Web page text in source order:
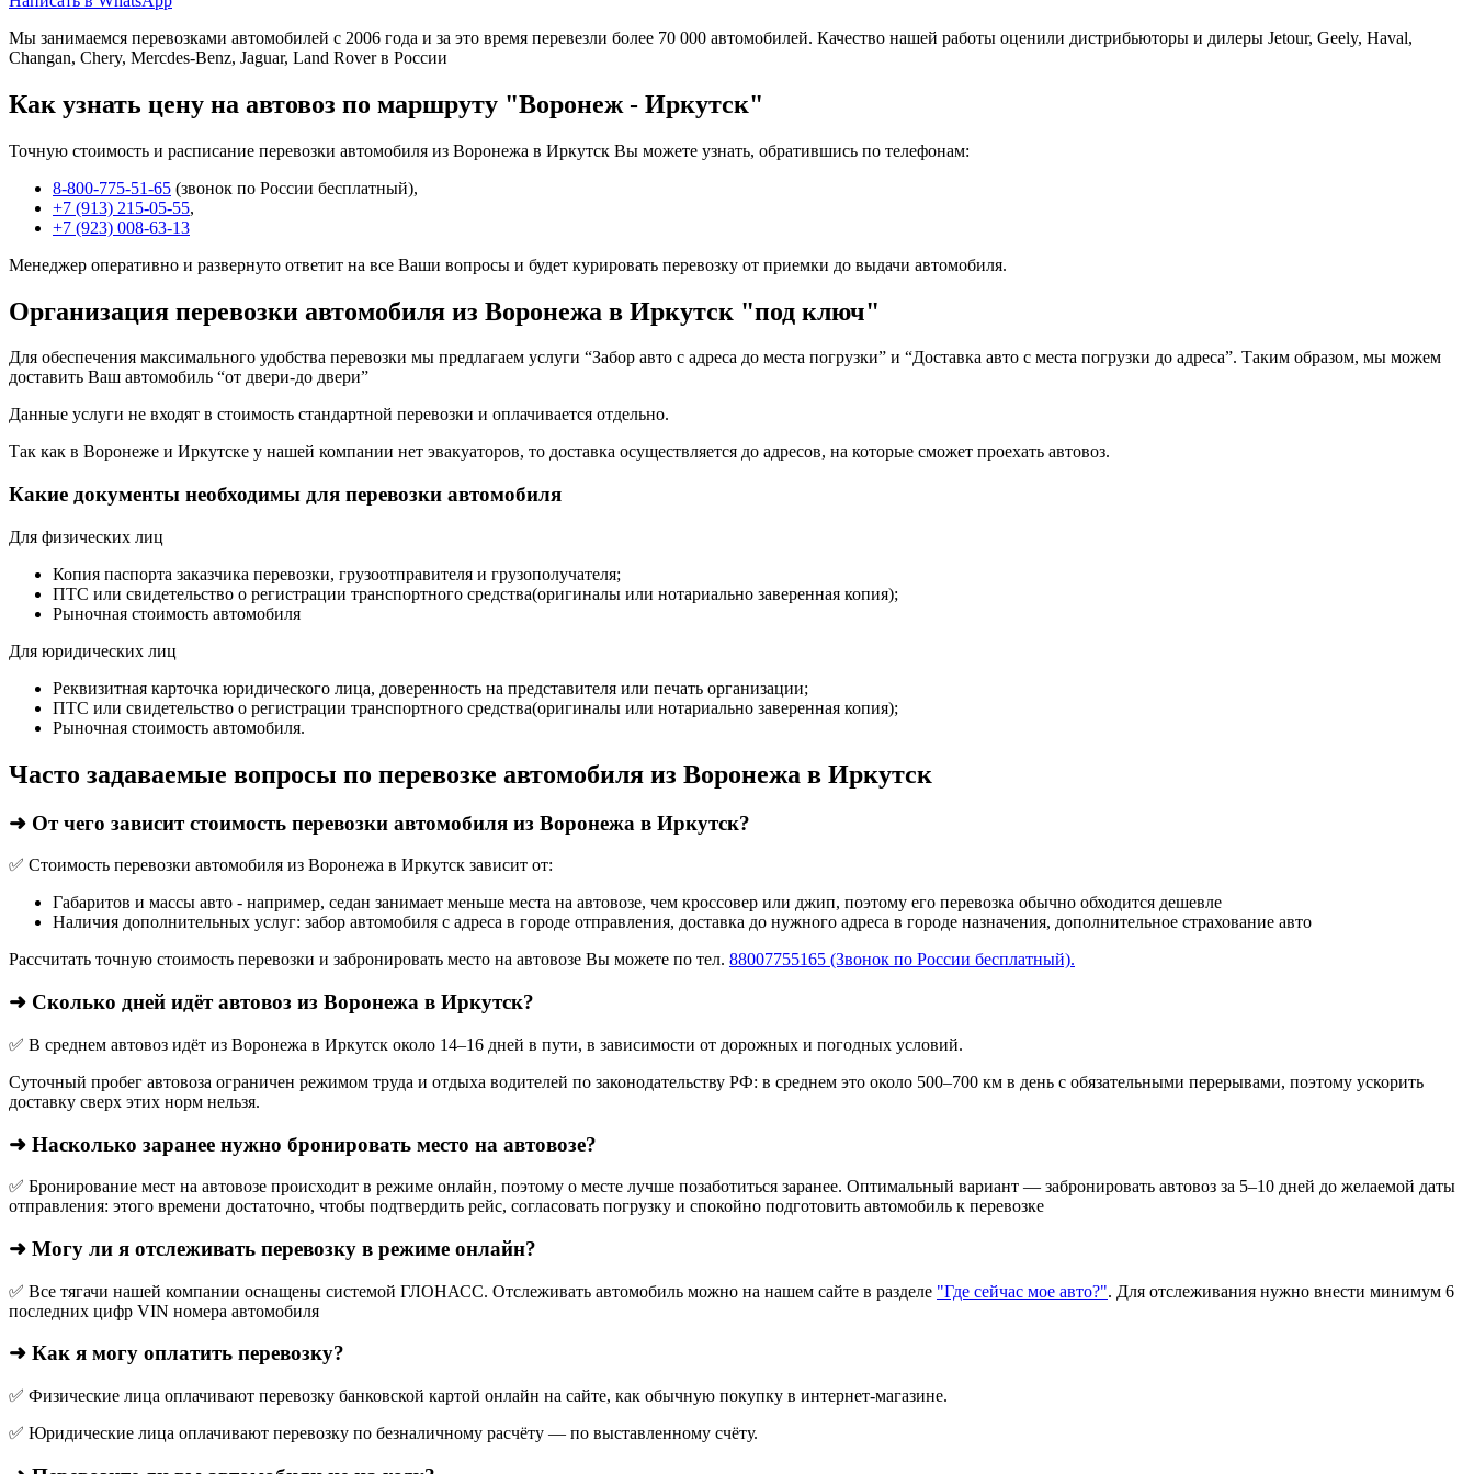
Мы занимаемся перевозками автомобилей с 2006 года и за это время перевезли более 70 000 автомобилей. Качество нашей работы оценили дистрибьюторы и дилеры Jetour, Geely, Haval,
Changan, Chery, Mercdes-Benz, Jaguar, Land Rover в России
Как узнать цену на автовоз по маршруту "Воронеж - Иркутск"
Точную стоимость и расписание перевозки автомобиля из Воронежа в Иркутск Вы можете узнать, обратившись по телефонам:
8-800-775-51-65 (звонок по России бесплатный),
+7 (913) 215-05-55,
+7 (923) 008-63-13
Менеджер оперативно и развернуто ответит на все Ваши вопросы и будет курировать перевозку от приемки до выдачи автомобиля.
Организация перевозки автомобиля из Воронежа в Иркутск "под ключ"
Для обеспечения максимального удобства перевозки мы предлагаем услуги “Забор авто с адреса до места погрузки” и “Доставка авто с места погрузки до адреса”. Таким образом, мы можем
доставить Ваш автомобиль “от двери-до двери”
Данные услуги не входят в стоимость стандартной перевозки и оплачивается отдельно.
Так как в Воронеже и Иркутске у нашей компании нет эвакуаторов, то доставка осуществляется до адресов, на которые сможет проехать автовоз.
Какие документы необходимы для перевозки автомобиля
Для физических лиц
Копия паспорта заказчика перевозки, грузоотправителя и грузополучателя;
ПТС или свидетельство о регистрации транспортного средства(оригиналы или нотариально заверенная копия);
Рыночная стоимость автомобиля
Для юридических лиц
Реквизитная карточка юридического лица, доверенность на представителя или печать организации;
ПТС или свидетельство о регистрации транспортного средства(оригиналы или нотариально заверенная копия);
Рыночная стоимость автомобиля.
Часто задаваемые вопросы по перевозке автомобиля из Воронежа в Иркутск
➜ От чего зависит стоимость перевозки автомобиля из Воронежа в Иркутск?
✅ Стоимость перевозки автомобиля из Воронежа в Иркутск зависит от:
Габаритов и массы авто - например, седан занимает меньше места на автовозе, чем кроссовер или джип, поэтому его перевозка обычно обходится дешевле
Наличия дополнительных услуг: забор автомобиля с адреса в городе отправления, доставка до нужного адреса в городе назначения, дополнительное страхование авто
Рассчитать точную стоимость перевозки и забронировать место на автовозе Вы можете по тел. 88007755165 (Звонок по России бесплатный).
➜ Сколько дней идёт автовоз из Воронежа в Иркутск?
✅ В среднем автовоз идёт из Воронежа в Иркутск около 14–16 дней в пути, в зависимости от дорожных и погодных условий.
Суточный пробег автовоза ограничен режимом труда и отдыха водителей по законодательству РФ: в среднем это около 500–700 км в день с обязательными перерывами, поэтому ускорить
доставку сверх этих норм нельзя.
➜ Насколько заранее нужно бронировать место на автовозе?
✅ Бронирование мест на автовозе происходит в режиме онлайн, поэтому о месте лучше позаботиться заранее. Оптимальный вариант — забронировать автовоз за 5–10 дней до желаемой даты
отправления: этого времени достаточно, чтобы подтвердить рейс, согласовать погрузку и спокойно подготовить автомобиль к перевозке
➜ Могу ли я отслеживать перевозку в режиме онлайн?
✅ Все тягачи нашей компании оснащены системой ГЛОНАСС. Отслеживать автомобиль можно на нашем сайте в разделе "Где сейчас мое авто?". Для отслеживания нужно внести минимум 6
последних цифр VIN номера автомобиля
➜ Как я могу оплатить перевозку?
✅ Физические лица оплачивают перевозку банковской картой онлайн на сайте, как обычную покупку в интернет‑магазине.
✅ Юридические лица оплачивают перевозку по безналичному расчёту — по выставленному счёту.